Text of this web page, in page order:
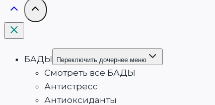
БАДЫ Переключить дочернее меню
Смотреть все БАДЫ
Антистресс
Антиоксиданты